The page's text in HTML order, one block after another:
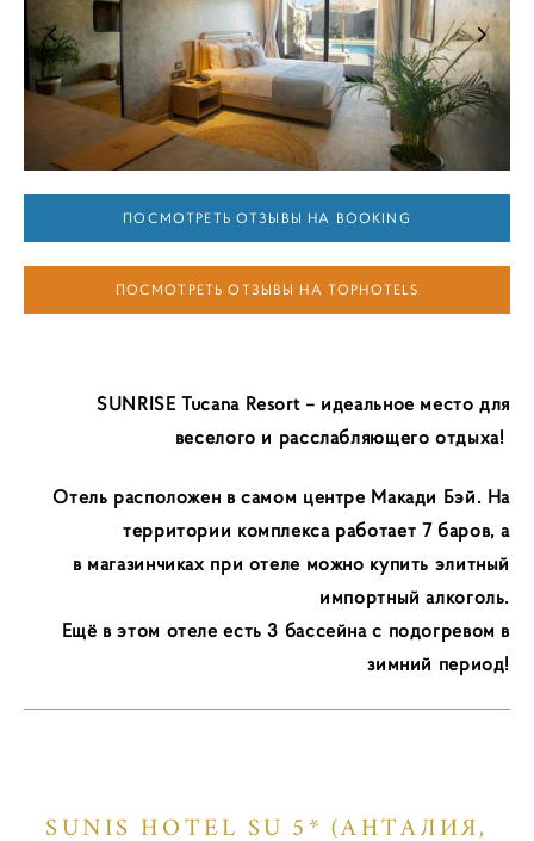
ПОСМОТРЕТЬ ОТЗЫВЫ НА BOOKING
ПОСМОТРЕТЬ ОТЗЫВЫ НА TOPHOTELS
SUNRISE Tucana Resort – идеальное место для
веселого и расслабляющего отдыха!
Отель расположен в самом центре Макади Бэй. На
территории комплекса работает 7 баров, а
вмагазинчиках при отеле можно купить элитный
импортный алкоголь.
Ещё в этом отеле есть 3 бассейна с подогревом в
зимний период!
SUNIS HOTEL SU 5* (АНТАЛИЯ,